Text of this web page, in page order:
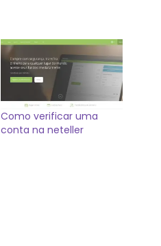
Como verificar uma
conta na neteller